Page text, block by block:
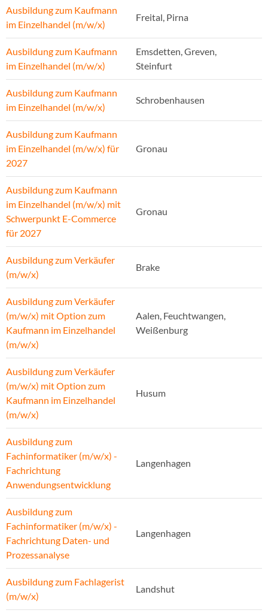
Ausbildung zum Kaufmann
im Einzelhandel (m/w/x)
Freital, Pirna
Ausbildung zum Kaufmann
im Einzelhandel (m/w/x)
Emsdetten, Greven,
Steinfurt
Ausbildung zum Kaufmann
im Einzelhandel (m/w/x)
Schrobenhausen
Ausbildung zum Kaufmann
im Einzelhandel (m/w/x) für
2027
Gronau
Ausbildung zum Kaufmann
im Einzelhandel (m/w/x) mit
Schwerpunkt E-Commerce
für 2027
Gronau
Ausbildung zum Verkäufer
(m/w/x)
Brake
Ausbildung zum Verkäufer
(m/w/x) mit Option zum
Kaufmann im Einzelhandel
(m/w/x)
Aalen, Feuchtwangen,
Weißenburg
Ausbildung zum Verkäufer
(m/w/x) mit Option zum
Kaufmann im Einzelhandel
(m/w/x)
Husum
Ausbildung zum
Fachinformatiker (m/w/x) -
Fachrichtung
Anwendungsentwicklung
Langenhagen
Ausbildung zum
Fachinformatiker (m/w/x) -
Fachrichtung Daten- und
Prozessanalyse
Langenhagen
Ausbildung zum Fachlagerist
(m/w/x)
Landshut